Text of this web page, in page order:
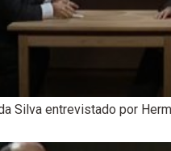
Silva entrevistado por